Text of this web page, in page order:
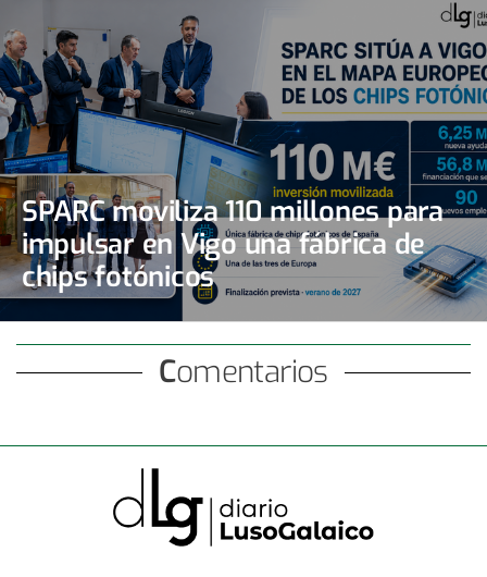
SPARC moviliza 110 millones para
impulsar en Vigo una fábrica de
chips fotónicos
Comentarios